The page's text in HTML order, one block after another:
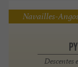
Descentes
Navailles-